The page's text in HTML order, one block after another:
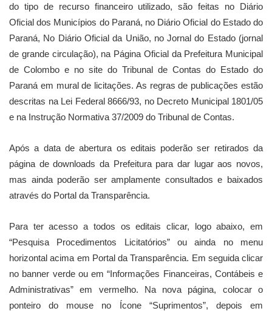
do tipo de recurso financeiro utilizado, são feitas no Diário
Oficial dos Municípios do Paraná, no Diário Oficial do Estado do
Paraná, No Diário Oficial da União, no Jornal do Estado (jornal
de grande circulação), na Página Oficial da Prefeitura Municipal
de Colombo e no site do Tribunal de Contas do Estado do
Paraná em mural de licitações. As regras de publicações estão
descritas na Lei Federal 8666/93, no Decreto Municipal 1801/05
e na Instrução Normativa 37/2009 do Tribunal de Contas.
Após a data de abertura os editais poderão ser retirados da
página de downloads da Prefeitura para dar lugar aos novos,
mas ainda poderão ser amplamente consultados e baixados
através do Portal da Transparência.
Para ter acesso a todos os editais clicar, logo abaixo, em
“Pesquisa Procedimentos Licitatórios” ou ainda no menu
horizontal acima em Portal da Transparência. Em seguida clicar
no banner verde ou em “Informações Financeiras, Contábeis e
Administrativas” em vermelho. Na nova página, colocar o
ponteiro do mouse no Ícone “Suprimentos”, depois em